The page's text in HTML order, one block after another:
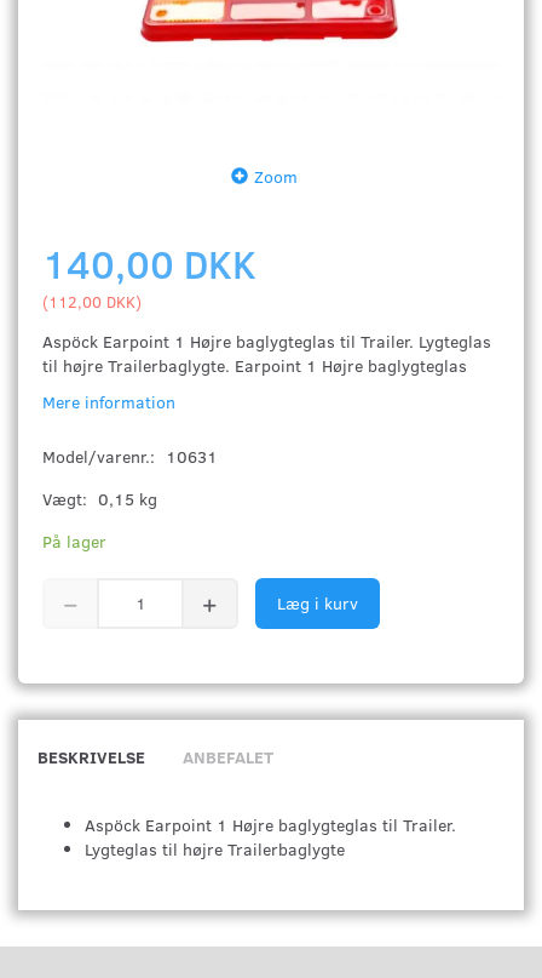
Zoom
140,00 DKK
(112,00 DKK)
Aspöck Earpoint 1 Højre baglygteglas til Trailer. Lygteglas
til højre Trailerbaglygte. Earpoint 1 Højre baglygteglas
Mere information
Model/varenr.:
10631
Vægt: 0,15 kg
På lager
Læg i kurv
BESKRIVELSE ANBEFALET
Aspöck Earpoint 1 Højre baglygteglas til Trailer.
Lygteglas til højre Trailerbaglygte